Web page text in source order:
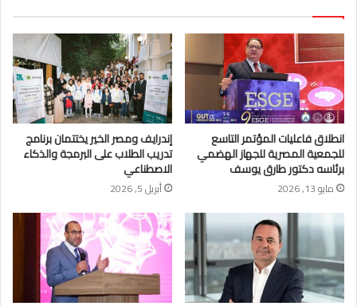
انطلاق فاعليات المؤتمر التاسع
للجمعية المصرية للجهاز الهضمي
برئاسه دكتور طارق يوسف
مايو 13, 2026
إندرايف ومصر الخير يختتمان برنامج
تدريب الطلاب على البرمجة والذكاء
الاصطناعي
أبريل 5, 2026